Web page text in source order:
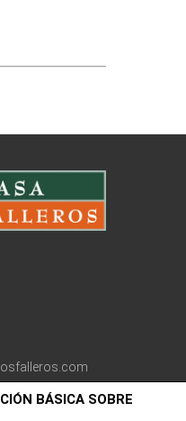
6
BÁSICA SOBRE